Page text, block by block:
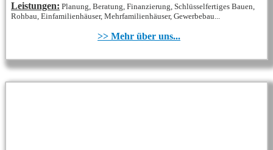
Leistungen: Planung, Beratung, Finanzierung, Schlüsselfertiges Bauen,
Rohbau, Einfamilienhäuser, Mehrfamilienhäuser, Gewerbebau...
>> Mehr über uns...